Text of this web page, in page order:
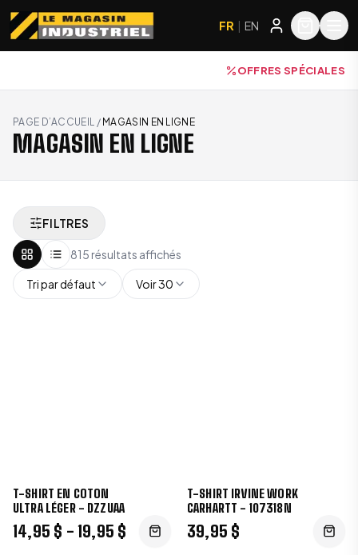
FR | EN
OFFRES SPÉCIALES
PAGE D’ACCUEIL / MAGASIN EN LIGNE
MAGASIN EN LIGNE
FILTRES
815 résultats affichés
Tri par défaut Voir 30
T-SHIRT EN COTON
ULTRA LÉGER - DZZUAA
14,95 $ - 19,95 $
T-SHIRT IRVINE WORK
CARHARTT - 107318N
39,95 $